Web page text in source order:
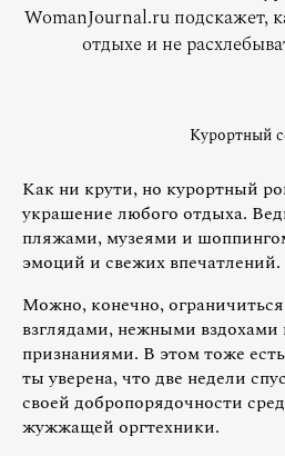
WomanJournal.ru подскажет,
отдыхе и не
Курортный
Как ни крути, но курортный
украшение любого отдыха.
пляжами, музеями и
эмоций и свежих
Можно, конечно,
взглядами, нежными
признаниями. В этом тоже
ты уверена, что две недели
своей добропорядочности
жужжащей оргтехники.